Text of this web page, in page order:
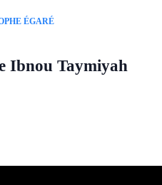
ÉGARÉ
Ibnou Taymiyah